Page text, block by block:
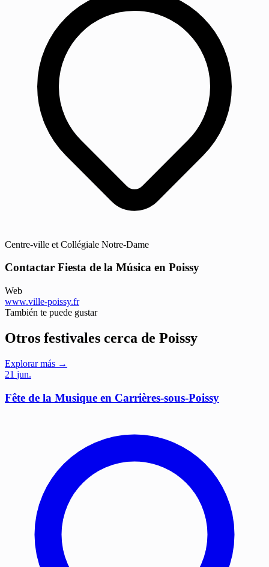
Centre-ville et Collégiale Notre-Dame
Contactar Fiesta de la Música en Poissy
Web
www.ville-poissy.fr
También te puede gustar
Otros festivales cerca de Poissy
Explorar más →
21 jun.
Fête de la Musique en Carrières-sous-Poissy